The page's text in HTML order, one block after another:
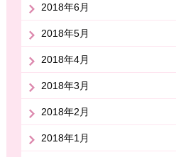
2018年6月
2018年5月
2018年4月
2018年3月
2018年2月
2018年1月